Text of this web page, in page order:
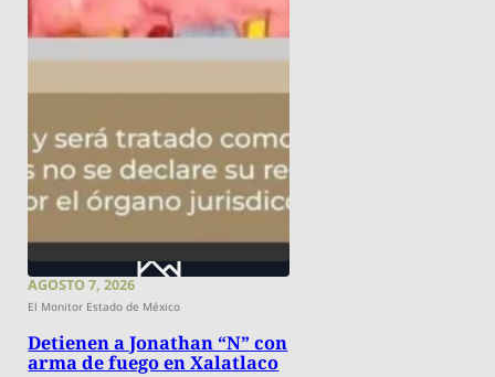
AGOSTO 7, 2026
El Monitor Estado de México
Detienen a Jonathan “N” con
arma de fuego en Xalatlaco